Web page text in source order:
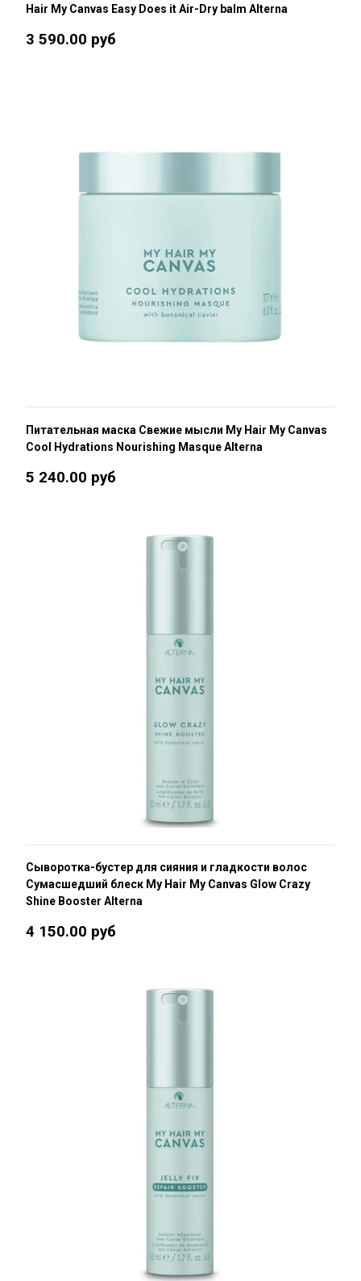
Hair My Canvas Easy Does it Air-Dry balm Alterna
3 590.00 руб
Питательная маска Свежие мысли My Hair My Canvas
Cool Hydrations Nourishing Masque Alterna
5 240.00 руб
Сыворотка-бустер для сияния и гладкости волос
Сумасшедший блеск My Hair My Canvas Glow Crazy
Shine Booster Alterna
4 150.00 руб